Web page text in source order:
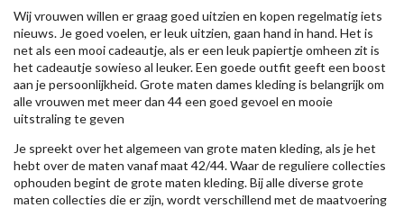
Wij vrouwen willen er graag goed uitzien en kopen regelmatig iets
nieuws. Je goed voelen, er leuk uitzien, gaan hand in hand. Het is
net als een mooi cadeautje, als er een leuk papiertje omheen zit is
het cadeautje sowieso al leuker. Een goede outfit geeft een boost
aan je persoonlijkheid. Grote maten dames kleding is belangrijk om
alle vrouwen met meer dan 44 een goed gevoel en mooie
uitstraling te geven
Je spreekt over het algemeen van grote maten kleding, als je het
hebt over de maten vanaf maat 42/44. Waar de reguliere collecties
ophouden begint de grote maten kleding. Bij alle diverse grote
maten collecties die er zijn, wordt verschillend met de maatvoering